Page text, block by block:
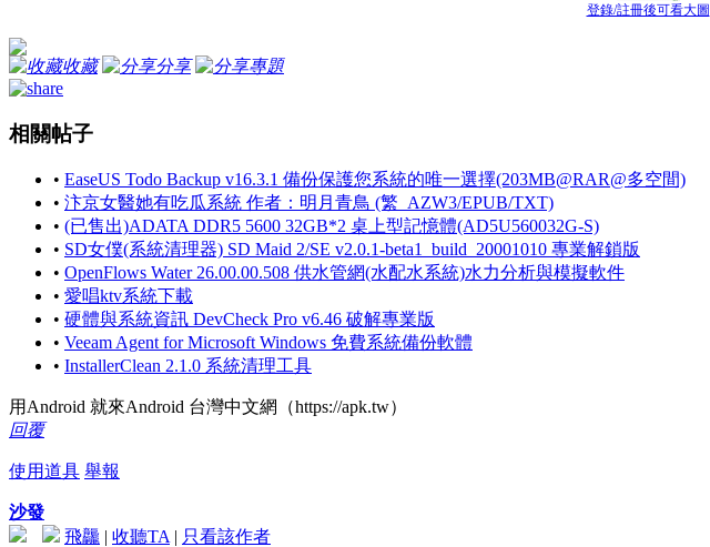
登錄/註冊後可看大圖
收藏 分享 專題
相關帖子
• EaseUS Todo Backup v16.3.1 備份保護您系統的唯一選擇(203MB@RAR@多空間)
• 汴京女醫她有吃瓜系統 作者：明月青鳥 (繁_AZW3/EPUB/TXT)
• (已售出)ADATA DDR5 5600 32GB*2 桌上型記憶體(AD5U560032G-S)
• SD女僕(系統清理器) SD Maid 2/SE v2.0.1-beta1_build_20001010 專業解鎖版
• OpenFlows Water 26.00.00.508 供水管網(水配水系統)水力分析與模擬軟件
• 愛唱ktv系統下載
• 硬體與系統資訊 DevCheck Pro v6.46 破解專業版
• Veeam Agent for Microsoft Windows 免費系統備份軟體
• InstallerClean 2.1.0 系統清理工具
用Android 就來Android 台灣中文網（https://apk.tw）
回覆
使用道具 舉報
沙發
飛龘 | 收聽TA | 只看該作者